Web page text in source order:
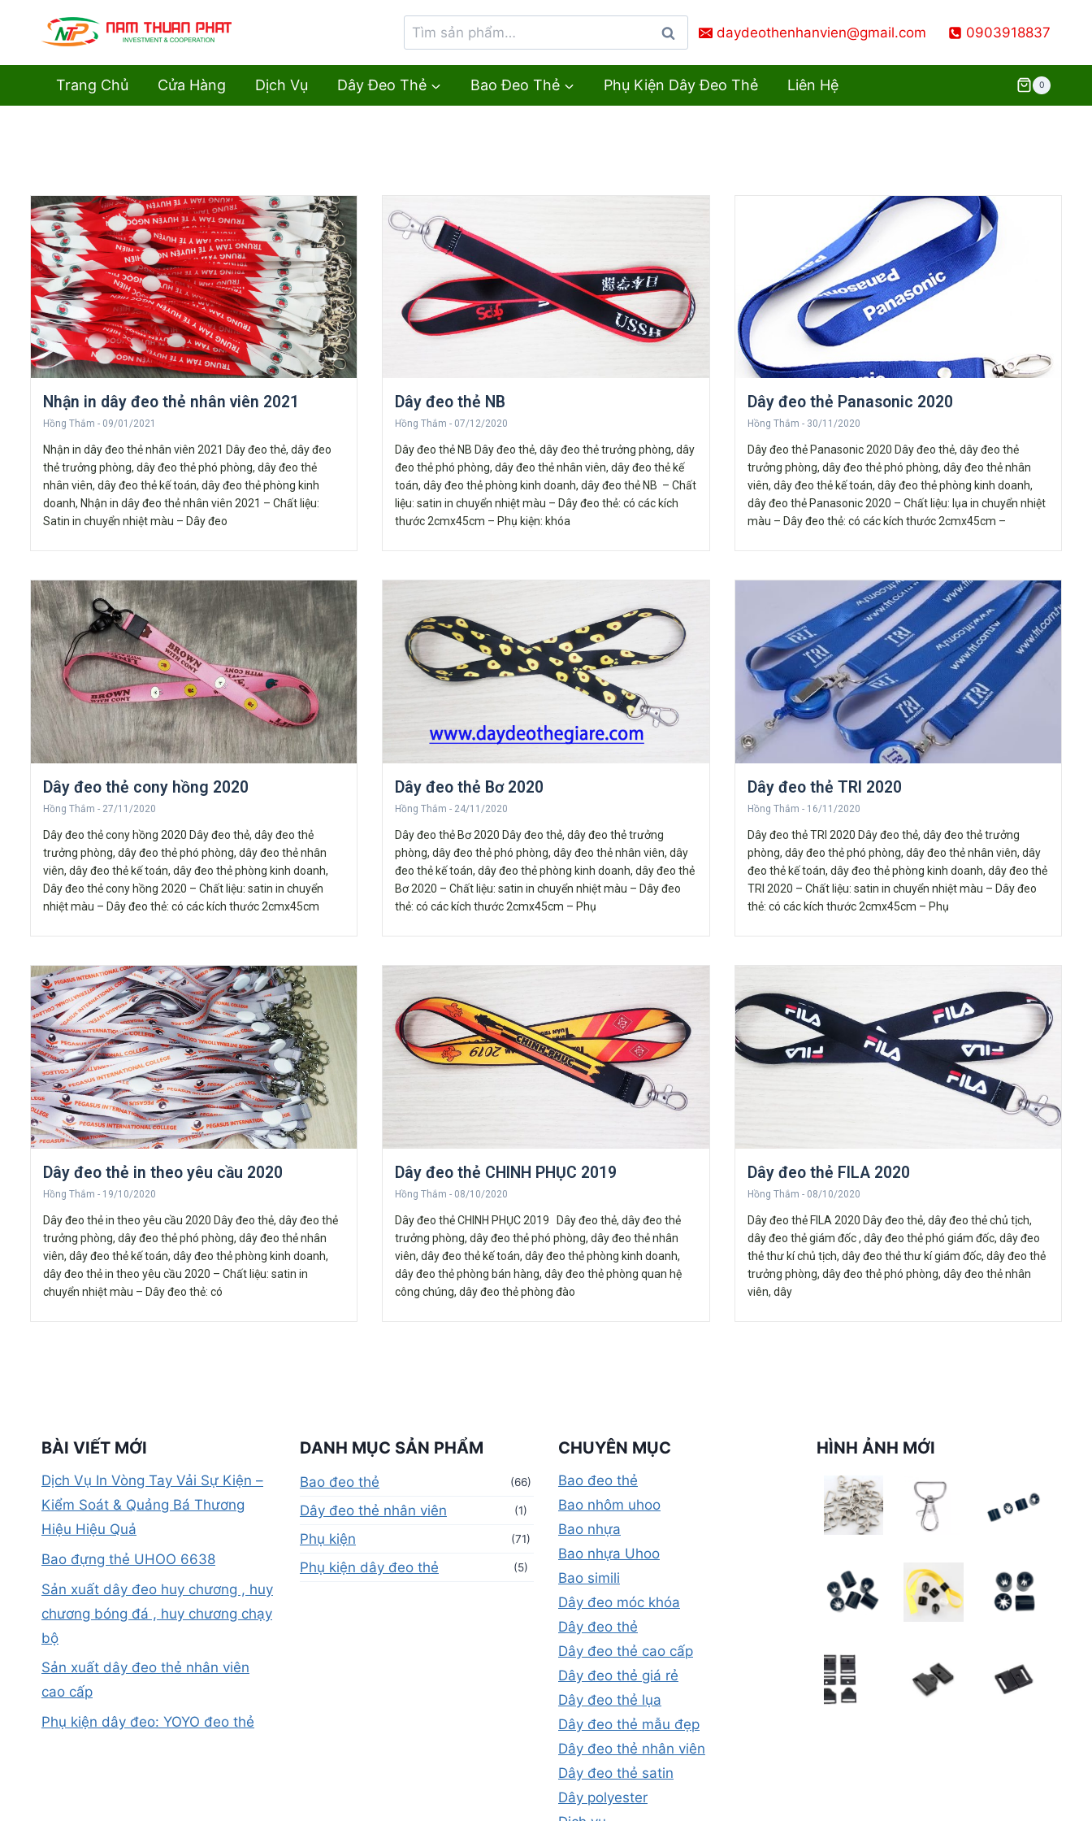
Tìm
kiếm
daydeothenhanvien@gmail.com 0903918837
Trang Chủ Cửa Hàng Dịch Vụ Dây Đeo Thẻ Bao Đeo Thẻ Phụ Kiện Dây Đeo Thẻ Liên Hệ 0
Nhận in dây đeo thẻ nhân viên 2021
Hồng Thắm 09/01/2021
Nhận in dây đeo thẻ nhân viên 2021 Dây đeo thẻ, dây đeo
thẻ trưởng phòng, dây đeo thẻ phó phòng, dây đeo thẻ
nhân viên, dây đeo thẻ kế toán, dây đeo thẻ phòng kinh
doanh, Nhận in dây đeo thẻ nhân viên 2021 – Chất liệu:
Satin in chuyển nhiệt màu – Dây đeo
Dây đeo thẻ NB
Hồng Thắm 07/12/2020
Dây đeo thẻ NB Dây đeo thẻ, dây đeo thẻ trưởng phòng, dây
đeo thẻ phó phòng, dây đeo thẻ nhân viên, dây đeo thẻ kế
toán, dây đeo thẻ phòng kinh doanh, dây đeo thẻ NB – Chất
liệu: satin in chuyển nhiệt màu – Dây đeo thẻ: có các kích
thước 2cmx45cm – Phụ kiện: khóa
Dây đeo thẻ Panasonic 2020
Hồng Thắm 30/11/2020
Dây đeo thẻ Panasonic 2020 Dây đeo thẻ, dây đeo thẻ
trưởng phòng, dây đeo thẻ phó phòng, dây đeo thẻ nhân
viên, dây đeo thẻ kế toán, dây đeo thẻ phòng kinh doanh,
dây đeo thẻ Panasonic 2020 – Chất liệu: lụa in chuyển nhiệt
màu – Dây đeo thẻ: có các kích thước 2cmx45cm –
Dây đeo thẻ cony hồng 2020
Hồng Thắm 27/11/2020
Dây đeo thẻ cony hồng 2020 Dây đeo thẻ, dây đeo thẻ
trưởng phòng, dây đeo thẻ phó phòng, dây đeo thẻ nhân
viên, dây đeo thẻ kế toán, dây đeo thẻ phòng kinh doanh,
Dây đeo thẻ cony hồng 2020 – Chất liệu: satin in chuyển
nhiệt màu – Dây đeo thẻ: có các kích thước 2cmx45cm
Dây đeo thẻ Bơ 2020
Hồng Thắm 24/11/2020
Dây đeo thẻ Bơ 2020 Dây đeo thẻ, dây đeo thẻ trưởng
phòng, dây đeo thẻ phó phòng, dây đeo thẻ nhân viên, dây
đeo thẻ kế toán, dây đeo thẻ phòng kinh doanh, dây đeo thẻ
Bơ 2020 – Chất liệu: satin in chuyển nhiệt màu – Dây đeo
thẻ: có các kích thước 2cmx45cm – Phụ
Dây đeo thẻ TRI 2020
Hồng Thắm 16/11/2020
Dây đeo thẻ TRI 2020 Dây đeo thẻ, dây đeo thẻ trưởng
phòng, dây đeo thẻ phó phòng, dây đeo thẻ nhân viên, dây
đeo thẻ kế toán, dây đeo thẻ phòng kinh doanh, dây đeo thẻ
TRI 2020 – Chất liệu: satin in chuyển nhiệt màu – Dây đeo
thẻ: có các kích thước 2cmx45cm – Phụ
Dây đeo thẻ in theo yêu cầu 2020
Hồng Thắm 19/10/2020
Dây đeo thẻ in theo yêu cầu 2020 Dây đeo thẻ, dây đeo thẻ
trưởng phòng, dây đeo thẻ phó phòng, dây đeo thẻ nhân
viên, dây đeo thẻ kế toán, dây đeo thẻ phòng kinh doanh,
dây đeo thẻ in theo yêu cầu 2020 – Chất liệu: satin in
chuyển nhiệt màu – Dây đeo thẻ: có
Dây đeo thẻ CHINH PHỤC 2019
Hồng Thắm 08/10/2020
Dây đeo thẻ CHINH PHỤC 2019 Dây đeo thẻ, dây đeo thẻ
trưởng phòng, dây đeo thẻ phó phòng, dây đeo thẻ nhân
viên, dây đeo thẻ kế toán, dây đeo thẻ phòng kinh doanh,
dây đeo thẻ phòng bán hàng, dây đeo thẻ phòng quan hệ
công chúng, dây đeo thẻ phòng đào
Dây đeo thẻ FILA 2020
Hồng Thắm 08/10/2020
Dây đeo thẻ FILA 2020 Dây đeo thẻ, dây đeo thẻ chủ tịch,
dây đeo thẻ giám đốc , dây đeo thẻ phó giám đốc, dây đeo
thẻ thư kí chủ tịch, dây đeo thẻ thư kí giám đốc, dây đeo thẻ
trưởng phòng, dây đeo thẻ phó phòng, dây đeo thẻ nhân
viên, dây
BÀI VIẾT MỚI
Dịch Vụ In Vòng Tay Vải Sự Kiện –
Kiểm Soát & Quảng Bá Thương
Hiệu Hiệu Quả
Bao đựng thẻ UHOO 6638
Sản xuất dây đeo huy chương , huy
chương bóng đá , huy chương chạy
bộ
Sản xuất dây đeo thẻ nhân viên
cao cấp
Phụ kiện dây đeo: YOYO đeo thẻ
DANH MỤC SẢN PHẨM
Bao đeo thẻ (66)
Dây đeo thẻ nhân viên (1)
Phụ kiện (71)
Phụ kiện dây đeo thẻ (5)
CHUYÊN MỤC
Bao đeo thẻ
Bao nhôm uhoo
Bao nhựa
Bao nhựa Uhoo
Bao simili
Dây đeo móc khóa
Dây đeo thẻ
Dây đeo thẻ cao cấp
Dây đeo thẻ giá rẻ
Dây đeo thẻ lụa
Dây đeo thẻ mẫu đẹp
Dây đeo thẻ nhân viên
Dây đeo thẻ satin
Dây polyester
HÌNH ẢNH MỚI